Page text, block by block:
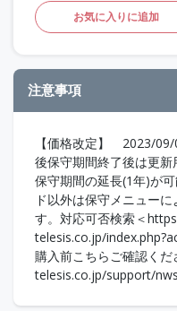
お気に入りに追加
注意事項
【価格改定】 2023/
後保守期間終了後は更
保守期間の延長(1年)が
ド以外は保守メニュー
す。対応可否検索＜
telesis.co.jp/
購入前こちらご確認く
telesis.co.jp/support/